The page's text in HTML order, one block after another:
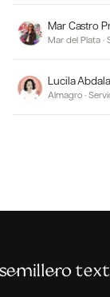
Mar Castro
Mar del Plata ·
Lucila Abdala
Almagro ·